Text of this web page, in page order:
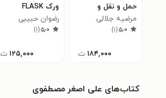
حمل و نقل و
زیرساخت های
شهری
مرضیه جلالی
۵٫۰(۱)
۱۸۴,۰۰۰ ت
ورک FLASK
رضوان حبیبی
۵٫۰(۱)
۱۲۵,۰۰۰ ت
کتاب‌های علی اصغر مصطفوی